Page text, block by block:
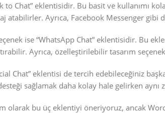
to Chat” eklentisidir. Bu basit ve kullanımı
atabilirler. Ayrıca, Facebook Messenger gibi
ise “WhatsApp Chat” eklentisidir. Bu
Ayrıca, özelleştirilebilir tasarım
Chat” eklentisi de tercih edebileceğiniz
sağlamak daha kolay hale gelirken aynı
olarak bu üç eklentiyi öneriyoruz, ancak